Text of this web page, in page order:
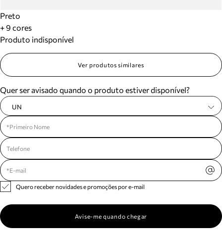
Preto
+ 9 cores
Produto indisponível
Ver produtos similares
Quer ser avisado quando o produto estiver disponível?
UN
Quero receber novidades e promoções por e-mail
Avise-me quando chegar